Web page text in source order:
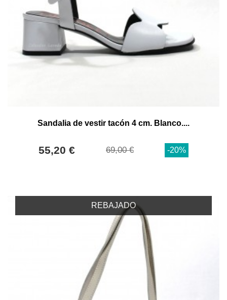
Sandalia de vestir tacón 4 cm. Blanco....
55,20 € 69,00 € -20%
REBAJADO